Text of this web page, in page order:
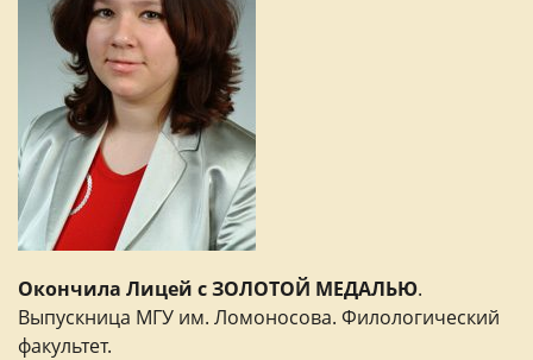
Окончила Лицей с ЗОЛОТОЙ МЕДАЛЬЮ.
Выпускница МГУ им. Ломоносова. Филологический
факультет.